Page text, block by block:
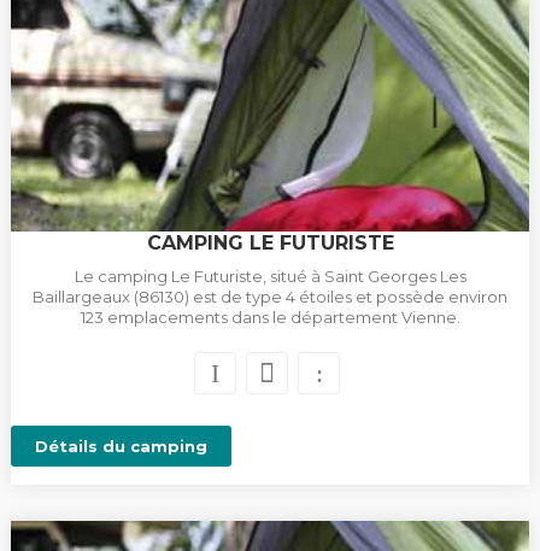
CAMPING LE FUTURISTE
Le camping Le Futuriste, situé à Saint Georges Les
Baillargeaux (86130) est de type 4 étoiles et possède environ
123 emplacements dans le département Vienne.
Détails du camping